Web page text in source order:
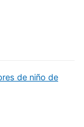
de niño de